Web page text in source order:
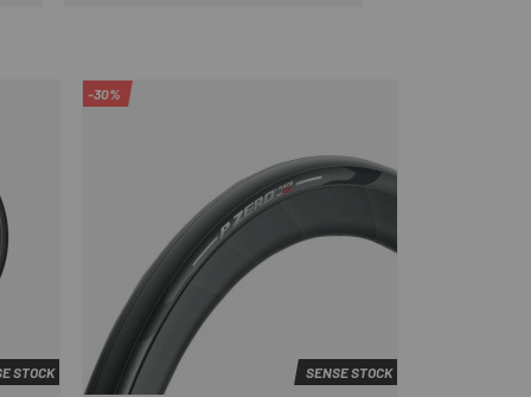
STOCK
-30%
SENSE STOCK